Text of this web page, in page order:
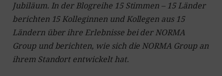
Jubiläum. In der Blogreihe 15 Stimmen – 15 Länder
berichten 15 Kolleginnen und Kollegen aus 15
Ländern über ihre Erlebnisse bei der NORMA
Group und berichten, wie sich die NORMA Group an
ihrem Standort entwickelt hat.